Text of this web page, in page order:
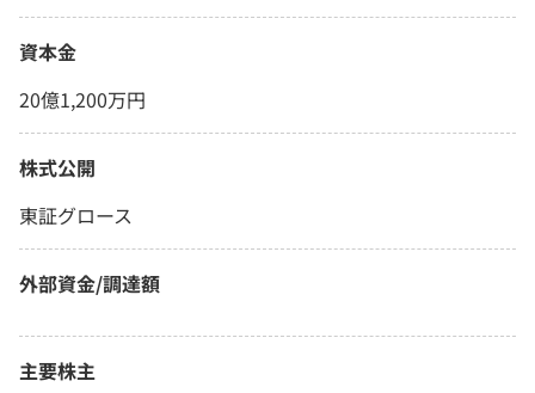
資本金
20億1,200万円
株式公開
東証グロース
外部資金/調達額
主要株主